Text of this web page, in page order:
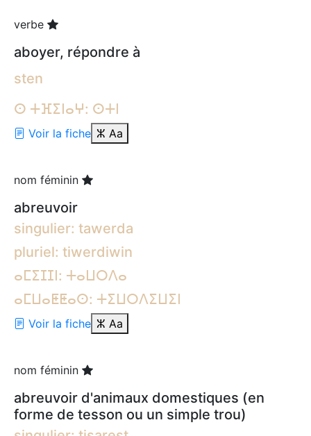
verbe
aboyer, répondre à
sten
ⵙ ⵜⴼⵉⵏⴰⵖ: ⵙⵜⵏ
Voir la fiche ⵣ Aa
nom féminin
abreuvoir
singulier: tawerda
pluriel: tiwerdiwin
ⴰⵎⵉⵊⵊⵏ: ⵜⴰⵡⵔⴷⴰ
ⴰⵎⵡⴰⵟⵟⴰⵙ: ⵜⵉⵡⵔⴷⵉⵡⵉⵏ
Voir la fiche ⵣ Aa
nom féminin
abreuvoir d'animaux domestiques (en
forme de tesson ou un simple trou)